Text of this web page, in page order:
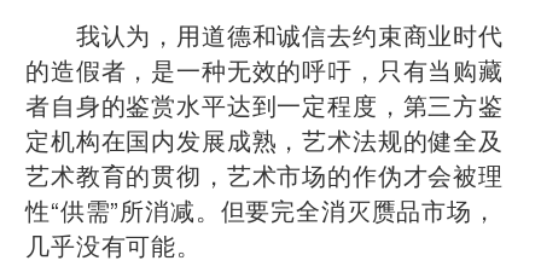
我认为，用道德和诚信去约束商业时代
的造假者，是一种无效的呼吁，只有当购藏
者自身的鉴赏水平达到一定程度，第三方鉴
定机构在国内发展成熟，艺术法规的健全及
艺术教育的贯彻，艺术市场的作伪才会被理
性“供需”所消减。但要完全消灭赝品市场，
几乎没有可能。